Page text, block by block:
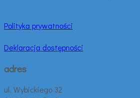
Polityka prywatności
Deklaracja dostępności
adres
ul. Wybickiego 32